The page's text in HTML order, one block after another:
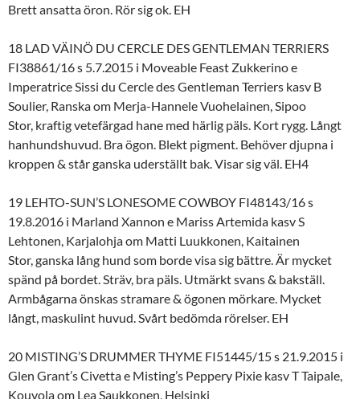
Brett ansatta öron. Rör sig ok. EH
18 LAD VÄINÖ DU CERCLE DES GENTLEMAN TERRIERS
FI38861/16 s 5.7.2015 i Moveable Feast Zukkerino e
Imperatrice Sissi du Cercle des Gentleman Terriers kasv B
Soulier, Ranska om Merja-Hannele Vuohelainen, Sipoo
Stor, kraftig vetefärgad hane med härlig päls. Kort rygg. Långt
hanhundshuvud. Bra ögon. Blekt pigment. Behöver djupna i
kroppen & står ganska uderställt bak. Visar sig väl. EH4
19 LEHTO-SUN’S LONESOME COWBOY FI48143/16 s
19.8.2016 i Marland Xannon e Mariss Artemida kasv S
Lehtonen, Karjalohja om Matti Luukkonen, Kaitainen
Stor, ganska lång hund som borde visa sig bättre. Är mycket
spänd på bordet. Sträv, bra päls. Utmärkt svans & bakställ.
Armbågarna önskas stramare & ögonen mörkare. Mycket
långt, maskulint huvud. Svårt bedömda rörelser. EH
20 MISTING’S DRUMMER THYME FI51445/15 s 21.9.2015 i
Glen Grant’s Civetta e Misting’s Peppery Pixie kasv T Taipale,
Kouvola om Lea Saukkonen, Helsinki